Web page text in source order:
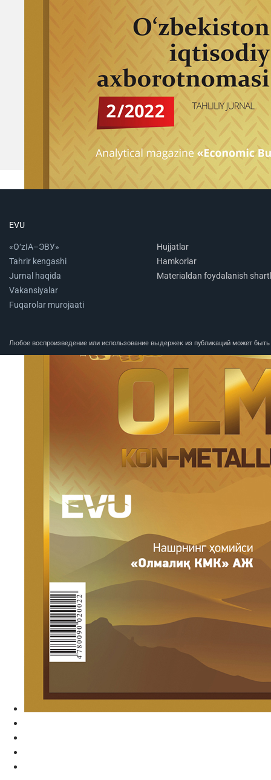
EVU
«O‘zIA–ЭВУ»
Tahrir kengashi
Jurnal haqida
Vakansiyalar
Fuqarolar murojaati
Hujjatlar
Hamkorlar
Materialdan foydalanish
Любое воспроизведение или использование выдержек из публикаций может